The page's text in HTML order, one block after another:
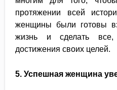
протяжении всей
женщины были готовы
жизнь и сделать
достижения своих целей.
5. Успешная женщина